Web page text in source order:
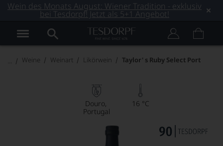
Wein des Monats August: Wiener Tradition - exklusiv
bei Tesdorpf! Jetzt als 5+1 Angebot!
Weine Weinart Likörwein Taylor' s Ruby Select Port
Douro
Portugal
16 °C